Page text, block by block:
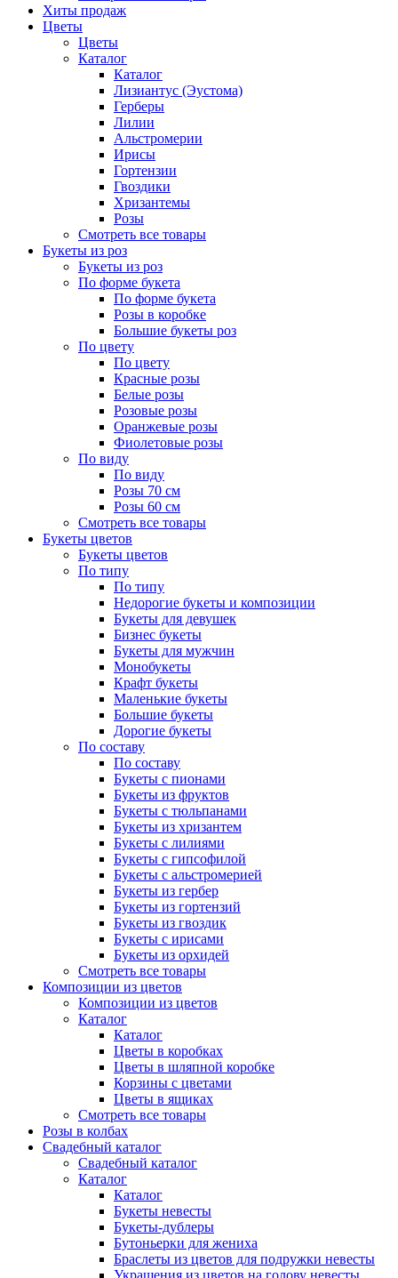
Хиты продаж
Цветы
Цветы
Каталог
Каталог
Лизиантус (Эустома)
Герберы
Лилии
Альстромерии
Ирисы
Гортензии
Гвоздики
Хризантемы
Розы
Смотреть все товары
Букеты из роз
Букеты из роз
По форме букета
По форме букета
Розы в коробке
Большие букеты роз
По цвету
По цвету
Красные розы
Белые розы
Розовые розы
Оранжевые розы
Фиолетовые розы
По виду
По виду
Розы 70 см
Розы 60 см
Смотреть все товары
Букеты цветов
Букеты цветов
По типу
По типу
Недорогие букеты и композиции
Букеты для девушек
Бизнес букеты
Букеты для мужчин
Монобукеты
Крафт букеты
Маленькие букеты
Большие букеты
Дорогие букеты
По составу
По составу
Букеты с пионами
Букеты из фруктов
Букеты с тюльпанами
Букеты из хризантем
Букеты с лилиями
Букеты с гипсофилой
Букеты с альстромерией
Букеты из гербер
Букеты из гортензий
Букеты из гвоздик
Букеты с ирисами
Букеты из орхидей
Смотреть все товары
Композиции из цветов
Композиции из цветов
Каталог
Каталог
Цветы в коробках
Цветы в шляпной коробке
Корзины с цветами
Цветы в ящиках
Смотреть все товары
Розы в колбах
Свадебный каталог
Свадебный каталог
Каталог
Каталог
Букеты невесты
Букеты-дублеры
Бутоньерки для жениха
Браслеты из цветов для подружки невесты